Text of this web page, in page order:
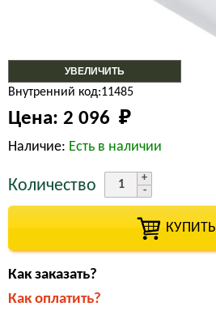
УВЕЛИЧИТЬ
Внутренний код:11485
Цена: 2 096 ₽
Наличие: Есть в наличии
Количество
КУПИТЬ
Как заказать?
Как оплатить?